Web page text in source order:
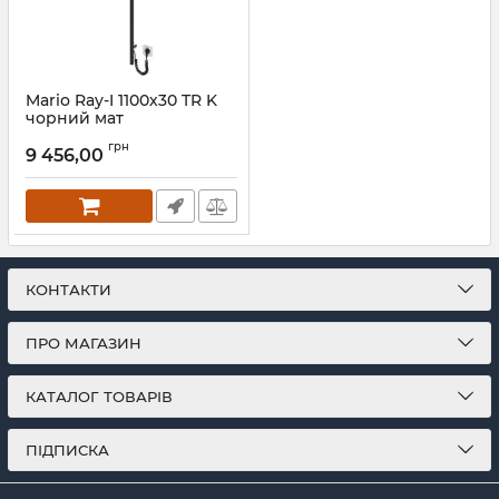
Mario Ray-I 1100х30 TR K
чорний мат
9 456,00 грн
КОНТАКТИ
ПРО МАГАЗИН
КАТАЛОГ ТОВАРІВ
ПІДПИСКА